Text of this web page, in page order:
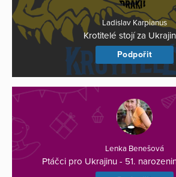
Ladislav Karpianus
Krotitelé stojí za
Podpořit
Lenka Benešová
Ptáčci pro Ukrajinu - 51.